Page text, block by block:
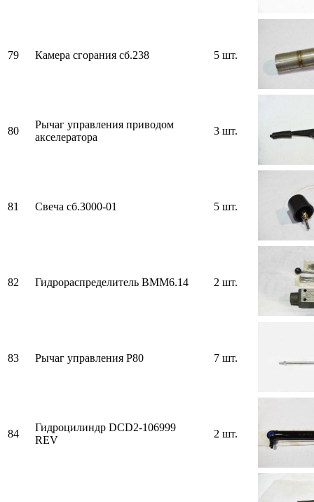
79 Камера сгорания сб.238 5 шт.
80
Рычаг управления приводом
акселератора
3 шт.
81 Свеча сб.3000-01 5 шт.
82 Гидрораспределитель ВММ6.14 2 шт.
83 Рычаг управления Р80 7 шт.
84
Гидроцилиндр DCD2-106999
REV
2 шт.